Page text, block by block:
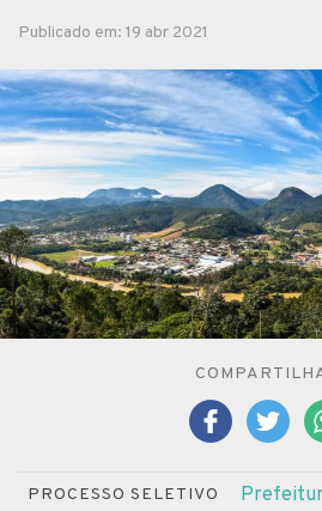
Publicado em: 19 abr 2021
PROCESSO SELETIVO